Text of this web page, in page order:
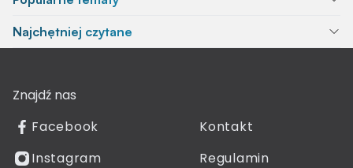
Najchętniej czytane
Znajdź nas
Facebook
Instagram
Kontakt
Regulamin